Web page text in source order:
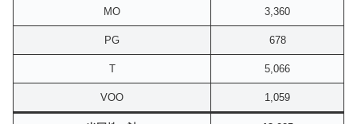
MO 3,360
PG 678
T 5,066
VOO 1,059